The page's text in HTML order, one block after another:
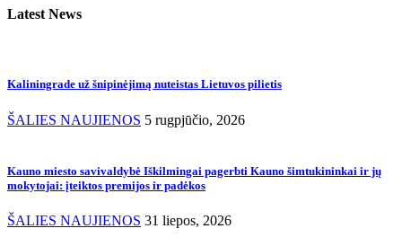
Latest News
Kaliningrade už šnipinėjimą nuteistas Lietuvos pilietis
ŠALIES NAUJIENOS 5 rugpjūčio, 2026
Kauno miesto savivaldybė Iškilmingai pagerbti Kauno šimtukininkai ir jų
mokytojai: įteiktos premijos ir padėkos
ŠALIES NAUJIENOS 31 liepos, 2026